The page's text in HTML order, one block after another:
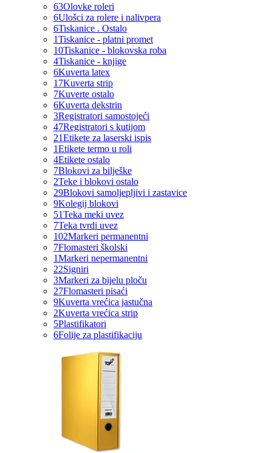
63Olovke roleri
6Ulošci za rolere i nalivpera
6Tiskanice . Ostalo
1Tiskanice - platni promet
10Tiskanice - blokovska roba
4Tiskanice - knjige
6Kuverta latex
17Kuverta strip
7Kuverte ostalo
6Kuverta dekstrin
3Registratori samostojeći
47Registratori s kutijom
21Etikete za laserski ispis
1Etikete termo u roli
4Etikete ostalo
7Blokovi za bilješke
2Teke i blokovi ostalo
29Blokovi samoljepljivi i zastavice
9Kolegij blokovi
51Teka meki uvez
7Teka tvrdi uvez
102Markeri permanentni
7Flomasteri školski
1Markeri nepermanentni
22Signiri
3Markeri za bijelu ploču
27Flomasteri pisaći
9Kuverta vrećica jastučna
2Kuverta vrećica strip
5Plastifikatori
6Folije za plastifikaciju